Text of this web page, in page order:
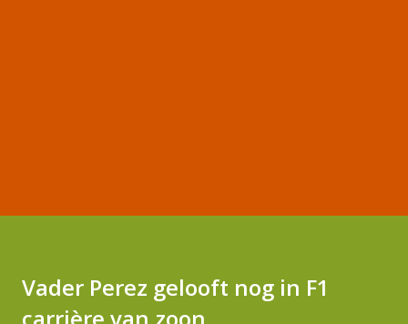
Vader Perez gelooft nog in F1